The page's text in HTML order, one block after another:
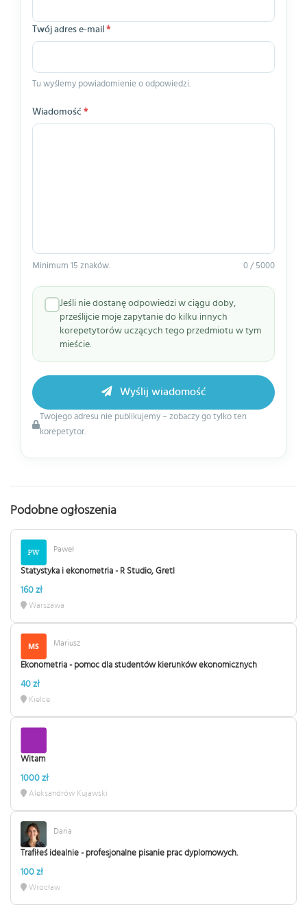
Twój adres e-mail *
Tu wyślemy powiadomienie o odpowiedzi.
Wiadomość *
Minimum 15 znaków. 0 / 5000
Jeśli nie dostanę odpowiedzi w ciągu doby,
prześlijcie moje zapytanie do kilku innych
korepetytorów uczących tego przedmiotu w tym
mieście.
Twojego adresu nie publikujemy – zobaczy go tylko ten
korepetytor.
Wyślij wiadomość
Podobne ogłoszenia
Paweł
Statystyka i ekonometria - R Studio, Gretl
160 zł
Warszawa
Mariusz
Ekonometria - pomoc dla studentów kierunków ekonomicznych
40 zł
Kielce
Witam
1000 zł
Aleksandrów Kujawski
Daria
Trafiłeś idealnie - profesjonalne pisanie prac dyplomowych.
100 zł
Wrocław